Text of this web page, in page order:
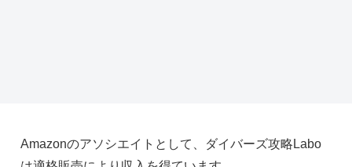
Amazonのアソシエイトとして、ダイバーズ攻略Labo